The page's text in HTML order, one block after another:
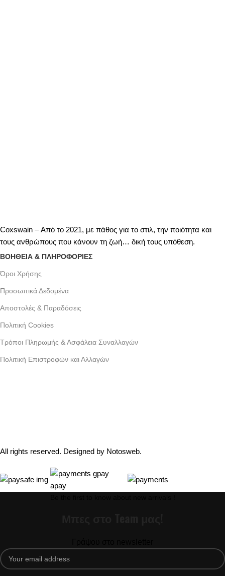
Coxswain – Από το 2021, με πάθος για το στιλ, την ποιότητα και
τους ανθρώπους που κάνουν τη ζωή… δική τους υπόθεση.
ΒΟΗΘΕΙΑ & ΠΛΗΡΟΦΟΡΙΕΣ
Όροι Xρήσης
Προσωπικά Δεδομένα
Αποστολές & Παραδόσεις
Πολιτική Cookies
Τρόποι Πληρωμής & Ασφάλεια Συναλλαγών
Πολιτική Επιστροφών και Αλλαγών
All rights reserved. Designed by Notosweb.